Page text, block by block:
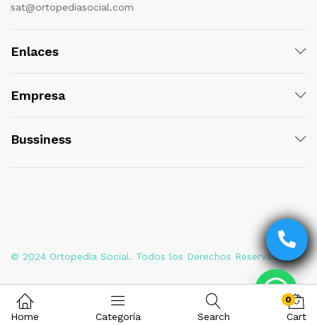
sat@ortopediasocial.com
Enlaces
Empresa
Bussiness
© 2024 Ortopedia Social. Todos los Derechos Reservados
Home Categoría Search
0
Cart